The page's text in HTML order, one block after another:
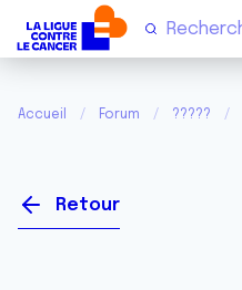
Accueil Forum ?????
Retour